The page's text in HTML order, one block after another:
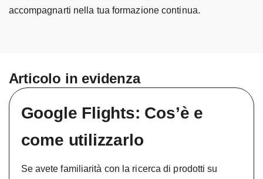
accompagnarti nella tua formazione continua.
Articolo in evidenza
Google Flights: Cos’è e
come utilizzarlo
Se avete familiarità con la ricerca di prodotti su